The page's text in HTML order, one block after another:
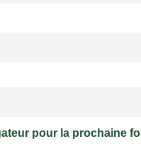
pour la prochaine